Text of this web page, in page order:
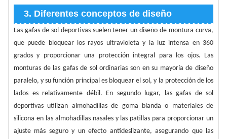
3. Diferentes conceptos de diseño
Las gafas de sol deportivas suelen tener un diseño de montura curva,
que puede bloquear los rayos ultravioleta y la luz intensa en 360
grados y proporcionar una protección integral para los ojos. Las
monturas de las gafas de sol ordinarias son en su mayoría de diseño
paralelo, y su función principal es bloquear el sol, y la protección de los
lados es relativamente débil. En segundo lugar, las gafas de sol
deportivas utilizan almohadillas de goma blanda o materiales de
silicona en las almohadillas nasales y las patillas para proporcionar un
ajuste más seguro y un efecto antideslizante, asegurando que las